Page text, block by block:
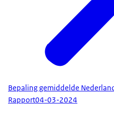
Bepaling gemiddelde
Rapport04-03-2024